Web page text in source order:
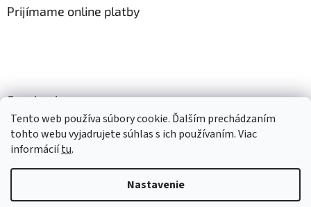
Tento web používa súbory cookie. Ďalším prechádzaním
tohto webu vyjadrujete súhlas s ich používaním. Viac
informáciítu.
Nastavenie
Prijímame online platby
Facebook
Vytvoril Shoptet